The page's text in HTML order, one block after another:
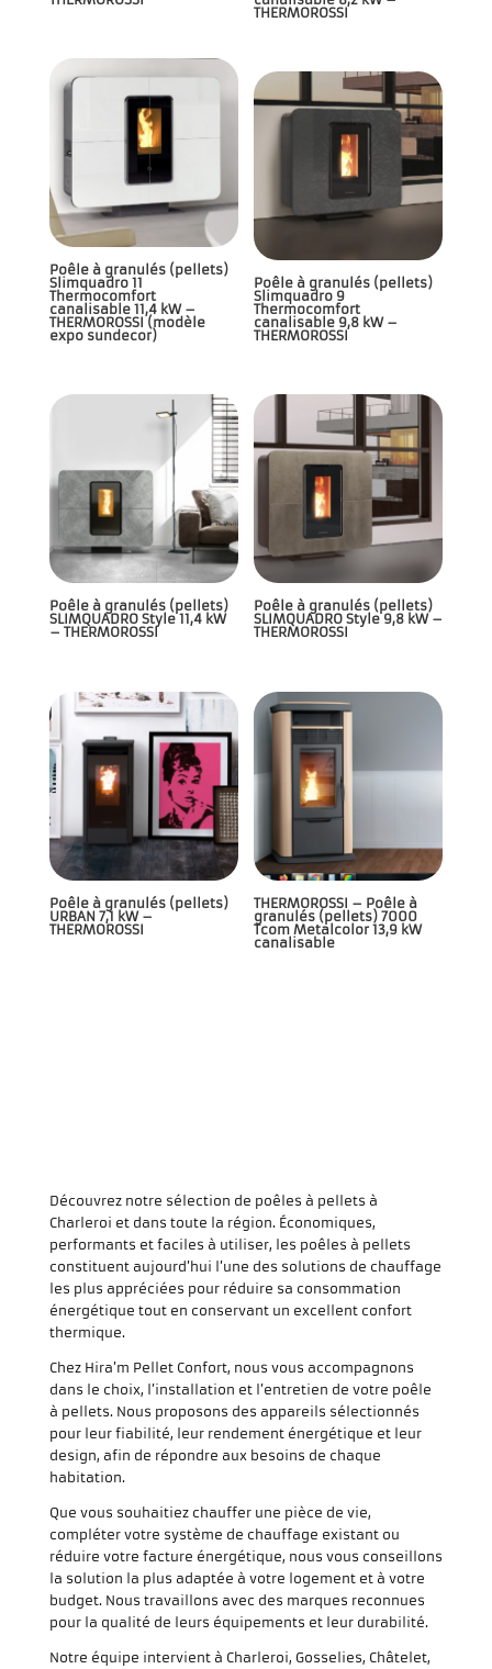
THERMOROSSI
Poêle à granulés (pellets)
Slimquadro 11
Thermocomfort
canalisable 11,4 kW –
THERMOROSSI (modèle
expo sundecor)
Poêle à granulés (pellets)
Slimquadro 9
Thermocomfort
canalisable 9,8 kW –
THERMOROSSI
Poêle à granulés (pellets)
SLIMQUADRO Style 11,4 kW
– THERMOROSSI
Poêle à granulés (pellets)
SLIMQUADRO Style 9,8 kW –
THERMOROSSI
Poêle à granulés (pellets)
URBAN 7,1 kW –
THERMOROSSI
THERMOROSSI – Poêle à
granulés (pellets) 7000
Tcom Metalcolor 13,9 kW
canalisable
Découvrez notre sélection de poêles à pellets à
Charleroi et dans toute la région. Économiques,
performants et faciles à utiliser, les poêles à pellets
constituent aujourd’hui l’une des solutions de chauffage
les plus appréciées pour réduire sa consommation
énergétique tout en conservant un excellent confort
thermique.
Chez Hira’m Pellet Confort, nous vous accompagnons
dans le choix, l’installation et l’entretien de votre poêle
à pellets. Nous proposons des appareils sélectionnés
pour leur fiabilité, leur rendement énergétique et leur
design, afin de répondre aux besoins de chaque
habitation.
Que vous souhaitiez chauffer une pièce de vie,
compléter votre système de chauffage existant ou
réduire votre facture énergétique, nous vous conseillons
la solution la plus adaptée à votre logement et à votre
budget. Nous travaillons avec des marques reconnues
pour la qualité de leurs équipements et leur durabilité.
Notre équipe intervient à Charleroi, Gosselies, Châtelet,